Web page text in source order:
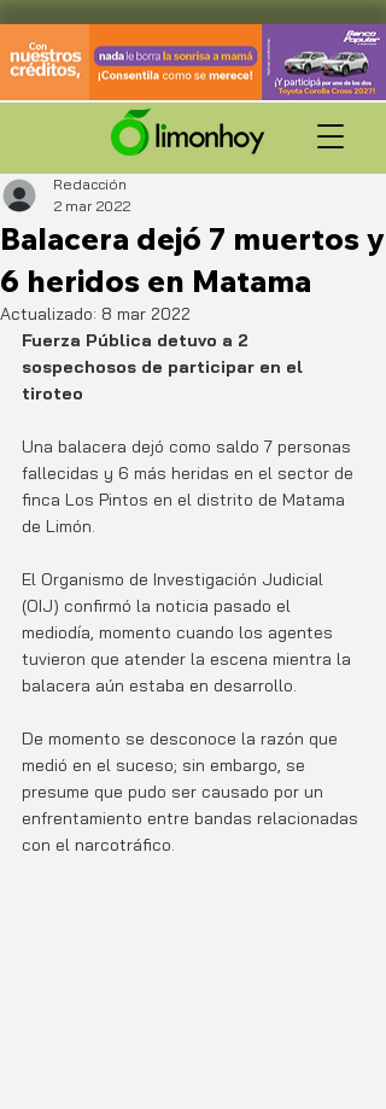
Balacera dejó 7 muertos y
6 heridos en Matama
Redacción
2 mar 2022
Actualizado: 8 mar 2022
Fuerza Pública detuvo a 2
sospechosos de participar en el
tiroteo
Una balacera dejó como saldo 7 personas
fallecidas y 6 más heridas en el sector de
finca Los Pintos en el distrito de Matama
de Limón.
El Organismo de Investigación Judicial
(OIJ) confirmó la noticia pasado el
mediodía, momento cuando los agentes
tuvieron que atender la escena mientra la
balacera aún estaba en desarrollo.
De momento se desconoce la razón que
medió en el suceso; sin embargo, se
presume que pudo ser causado por un
enfrentamiento entre bandas relacionadas
con el narcotráfico.